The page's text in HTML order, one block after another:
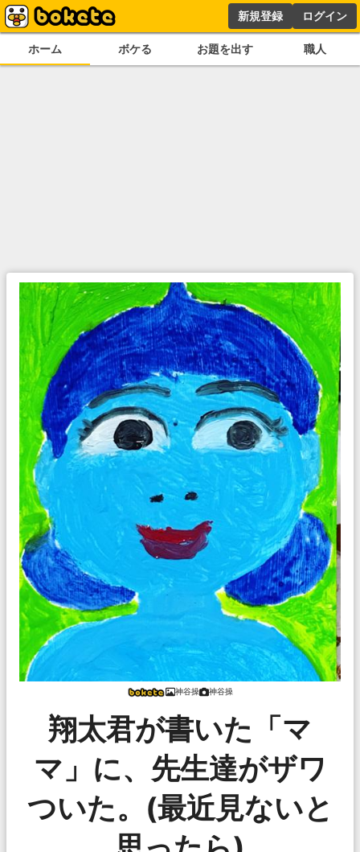
新規登録 ログイン
ホーム ボケる お題を出す 職人
神谷操 神谷操
翔太君が書いた「マ
マ」に、先生達がザワ
ついた。(最近見ないと